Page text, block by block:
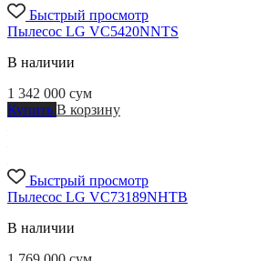
Быстрый просмотр
Пылесос LG VC5420NNTS
В наличии
1 342 000 сум
Купить В корзину
Быстрый просмотр
Пылесос LG VC73189NHTB
В наличии